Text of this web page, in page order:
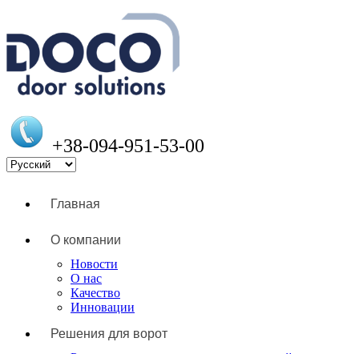
+38-094-951-53-00
Главная
О компании
Новости
О нас
Качество
Инновации
Решения для ворот